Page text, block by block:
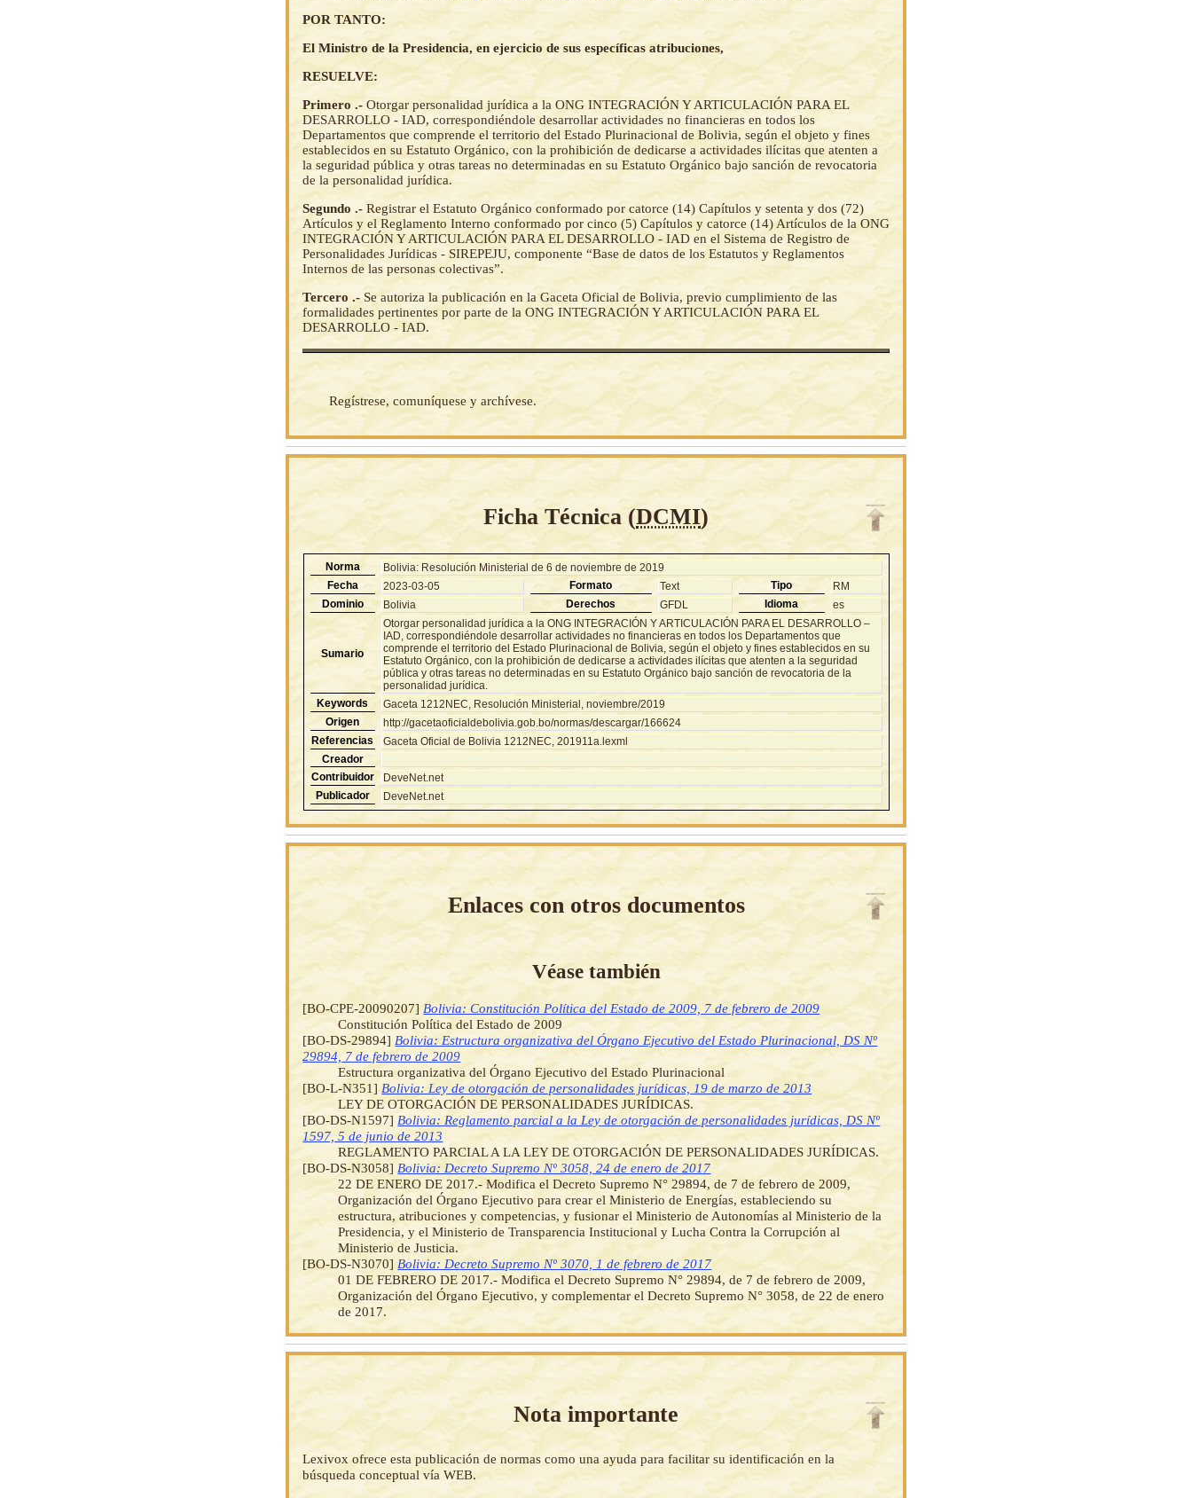
POR TANTO:
El Ministro de la Presidencia, en ejercicio de sus específicas atribuciones,
RESUELVE:
Primero .- Otorgar personalidad jurídica a la ONG INTEGRACIÓN Y ARTICULACIÓN PARA EL
DESARROLLO - IAD, correspondiéndole desarrollar actividades no financieras en todos los
Departamentos que comprende el territorio del Estado Plurinacional de Bolivia, según el objeto y fines
establecidos en su Estatuto Orgánico, con la prohibición de dedicarse a actividades ilícitas que atenten a
la seguridad pública y otras tareas no determinadas en su Estatuto Orgánico bajo sanción de revocatoria
de la personalidad jurídica.
Segundo .- Registrar el Estatuto Orgánico conformado por catorce (14) Capítulos y setenta y dos (72)
Artículos y el Reglamento Interno conformado por cinco (5) Capítulos y catorce (14) Artículos de la ONG
INTEGRACIÓN Y ARTICULACIÓN PARA EL DESARROLLO - IAD en el Sistema de Registro de
Personalidades Jurídicas - SIREPEJU, componente “Base de datos de los Estatutos y Reglamentos
Internos de las personas colectivas”.
Tercero .- Se autoriza la publicación en la Gaceta Oficial de Bolivia, previo cumplimiento de las
formalidades pertinentes por parte de la ONG INTEGRACIÓN Y ARTICULACIÓN PARA EL
DESARROLLO - IAD.
Regístrese, comuníquese y archívese.
Ficha Técnica (DCMI)
Norma
Bolivia: Resolución Ministerial de 6 de noviembre de 2019
Fecha
2023-03-05 Formato Text Tipo
RM
Dominio
Bolivia Derechos GFDL Idioma es
Sumario
Otorgar personalidad jurídica a la ONG INTEGRACIÓN Y ARTICULACIÓN PARA EL DESARROLLO –
IAD, correspondiéndole desarrollar actividades no financieras en todos los Departamentos que
comprende el territorio del Estado Plurinacional de Bolivia, según el objeto y fines establecidos en su
Estatuto Orgánico, con la prohibición de dedicarse a actividades ilícitas que atenten a la seguridad
pública y otras tareas no determinadas en su Estatuto Orgánico bajo sanción de revocatoria de la
personalidad jurídica.
Keywords
Gaceta 1212NEC, Resolución Ministerial, noviembre/2019
Origen
http://gacetaoficialdebolivia.gob.bo/normas/descargar/166624
Referencias
Gaceta Oficial de Bolivia 1212NEC, 201911a.lexml
Creador
Contribuidor
DeveNet.net
Publicador
DeveNet.net
Enlaces con otros documentos
Véase también
[BO-CPE-20090207] Bolivia: Constitución Política del Estado de 2009, 7 de febrero de 2009
Constitución Política del Estado de 2009
[BO-DS-29894] Bolivia: Estructura organizativa del Órgano Ejecutivo del Estado Plurinacional, DS Nº
29894, 7 de febrero de 2009
Estructura organizativa del Órgano Ejecutivo del Estado Plurinacional
[BO-L-N351] Bolivia: Ley de otorgación de personalidades jurídicas, 19 de marzo de 2013
LEY DE OTORGACIÓN DE PERSONALIDADES JURÍDICAS.
[BO-DS-N1597] Bolivia: Reglamento parcial a la Ley de otorgación de personalidades jurídicas, DS Nº
1597, 5 de junio de 2013
REGLAMENTO PARCIAL A LA LEY DE OTORGACIÓN DE PERSONALIDADES JURÍDICAS.
[BO-DS-N3058] Bolivia: Decreto Supremo Nº 3058, 24 de enero de 2017
22 DE ENERO DE 2017.- Modifica el Decreto Supremo N° 29894, de 7 de febrero de 2009,
Organización del Órgano Ejecutivo para crear el Ministerio de Energías, estableciendo su
estructura, atribuciones y competencias, y fusionar el Ministerio de Autonomías al Ministerio de la
Presidencia, y el Ministerio de Transparencia Institucional y Lucha Contra la Corrupción al
Ministerio de Justicia.
[BO-DS-N3070] Bolivia: Decreto Supremo Nº 3070, 1 de febrero de 2017
01 DE FEBRERO DE 2017.- Modifica el Decreto Supremo N° 29894, de 7 de febrero de 2009,
Organización del Órgano Ejecutivo, y complementar el Decreto Supremo N° 3058, de 22 de enero
de 2017.
Nota importante
Lexivox ofrece esta publicación de normas como una ayuda para facilitar su identificación en la
búsqueda conceptual vía WEB.